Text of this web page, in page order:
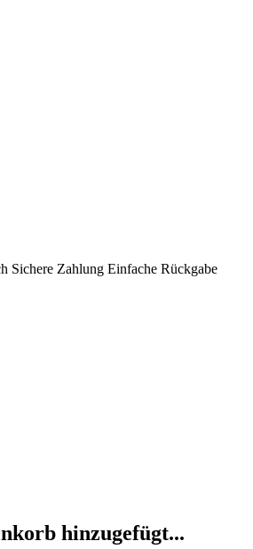
Sichere Zahlung Einfache Rückgabe
hinzugefügt...